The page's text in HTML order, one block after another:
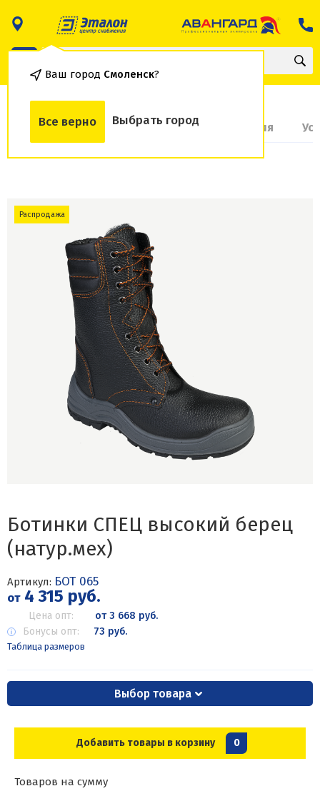
Ваш город Смоленск?
Все верно Выбрать город
О товаре Доставка и оплата Гарантия
Распродажа
Ботинки СПЕЦ высокий берец
(натур.мех)
Артикул: БОТ 065
от4 315 руб.
Цена опт:
от 3 668 руб.
Бонусы опт:
73 руб.
Таблица размеров
Выбор товара
Добавить товары в корзину 0
Товаров на сумму